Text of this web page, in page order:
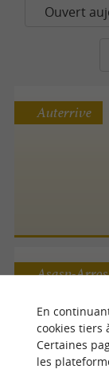
Ouvert
Auterrive
Camping
Asasp-Arros
En
cookies tiers
Certaines
les